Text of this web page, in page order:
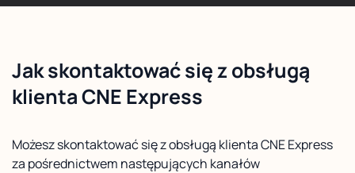
Jak skontaktować się z obsługą
klienta CNE Express
Możesz skontaktować się z obsługą klienta CNE Express
za pośrednictwem następujących kanałów